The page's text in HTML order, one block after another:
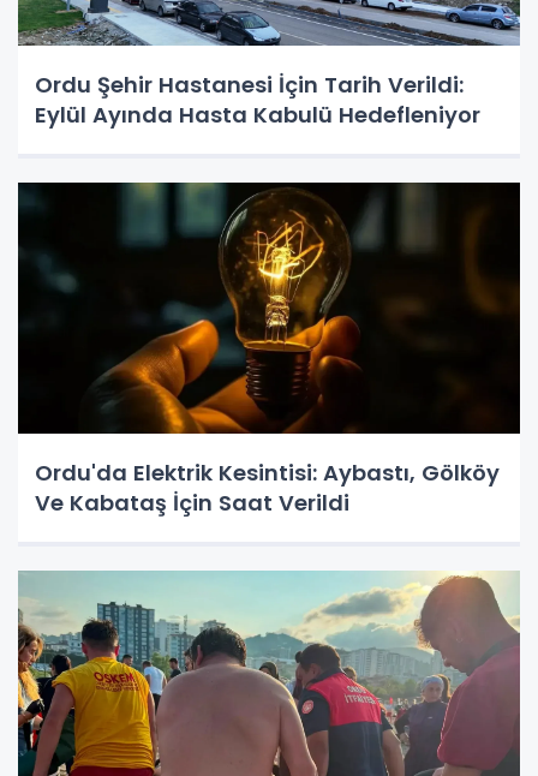
Ordu Şehir Hastanesi İçin Tarih Verildi:
Eylül Ayında Hasta Kabulü Hedefleniyor
Ordu'da Elektrik Kesintisi: Aybastı, Gölköy
Ve Kabataş İçin Saat Verildi